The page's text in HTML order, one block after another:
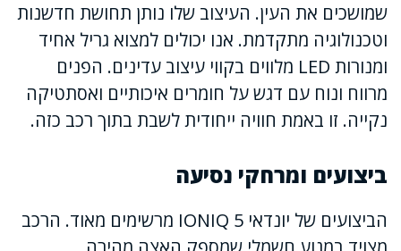
שמושכים את העין. העיצוב שלו נותן תחושת חדשנות
וטכנולוגיה מתקדמת. אנו יכולים למצוא גריל אחיד
ומנורות LED מלווים בקווי עיצוב עדינים. הפנים
מרווח ונוח עם דגש על חומרים איכותיים ואסתטיקה
נקייה. זו באמת חוויה ייחודית לשבת בתוך רכב כזה.
ביצועים ומרחקי נסיעה
הביצועים של יונדאי IONIQ 5 מרשימים מאוד. הרכב